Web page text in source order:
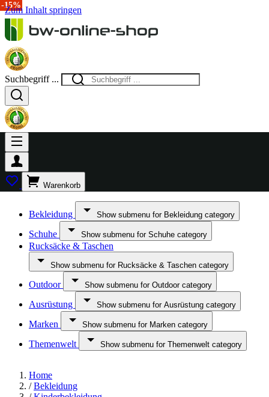
Zum Inhalt springen
Suchbegriff ...
Warenkorb
Bekleidung Show submenu for Bekleidung category
Schuhe Show submenu for Schuhe category
Rucksäcke & Taschen
Show submenu for Rucksäcke & Taschen category
Outdoor Show submenu for Outdoor category
Ausrüstung Show submenu for Ausrüstung category
Marken Show submenu for Marken category
Themenwelt Show submenu for Themenwelt category
Home
/ Bekleidung
-40%
-40%
-40%
-40%
-15%